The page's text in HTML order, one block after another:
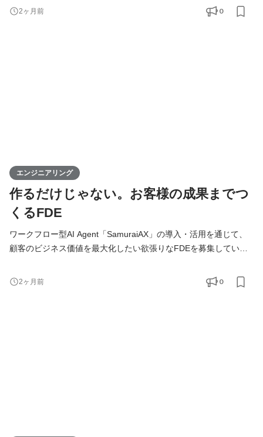
トと事業を前に進める当事者です。 基本的には全員がフルスタッ
クエンジニアとして、バックエンド・フロントエンド・AI・イン
2ヶ月前 0
エンジニアリング
作るだけじゃない。お客様の成果までつ
くるFDE
ワークフロー型AI Agent「SamuraiAX」の導入・活用を通じて、
顧客のビジネス価値を最大化したい欲張りなFDEを募集していま
Deployed Engineer（FDE）のミッションは、お客様の業務に深く
入り込み、技術の力でAIDX（AI×DX）を成功に導くことです。お
2ヶ月前 0